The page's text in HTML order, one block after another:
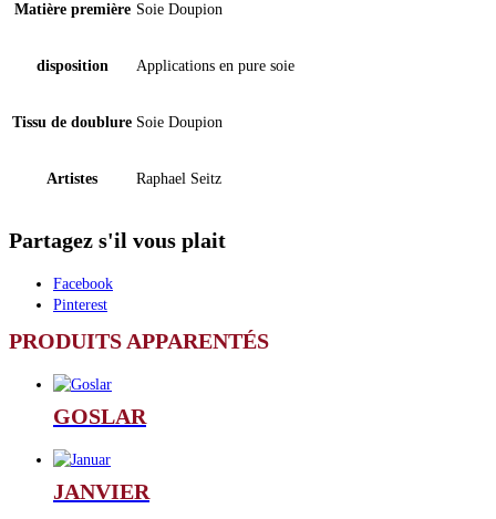
Matière première Soie Doupion
disposition Applications en pure soie
Tissu de doublure Soie Doupion
Artistes Raphael Seitz
Partagez s'il vous plait
Facebook
Pinterest
PRODUITS APPARENTÉS
GOSLAR
JANVIER